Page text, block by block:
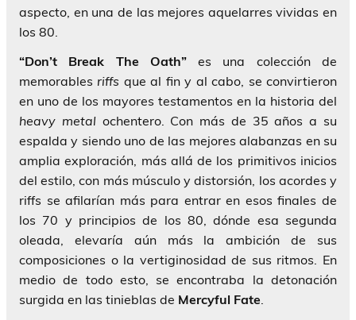
aspecto, en una de las mejores aquelarres vividas en
los 80.
“Don’t Break The Oath”es una colección de
memorables riffs que al fin y al cabo, se convirtieron
en uno de los mayores testamentos en la historia del
heavy metalochentero. Con más de 35 años a su
espalda y siendo uno de las mejores alabanzas en su
amplia exploración, más allá de los primitivos inicios
del estilo, con más músculo y distorsión, los acordes y
riffs se afilarían más para entrar en esos finales de
los 70 y principios de los 80, dónde esa segunda
oleada, elevaría aún más la ambición de sus
composiciones o la vertiginosidad de sus ritmos. En
medio de todo esto, se encontraba la detonación
surgida en las tinieblas de Mercyful Fate.